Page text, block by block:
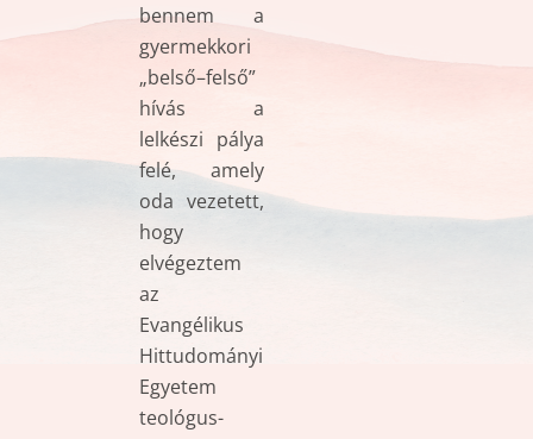
bennem a
gyermekkori
„belső–felső”
hívás a
lelkészi pálya
felé, amely
oda vezetett,
hogy
elvégeztem
az
Evangélikus
Hittudományi
Egyetem
teológus-